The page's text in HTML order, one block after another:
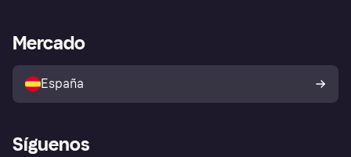
Directorio de tiendas
Política de protección al
comprador de Klarna
Reclamaciones
Acceso empresas
Mercado
España
Síguenos